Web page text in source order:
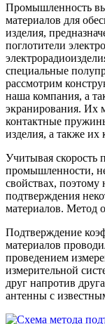
Промышленность
материалов для
изделия,
поглотители
специальные
рассмотрим
наша компания, а
экранирования. Их
контактные
изделия, а также их
Учитывая скорость
промышленности,
свойствах, поэтому
подтверждения
материалов. Метод
Подтверждение
материалов
проведением
измерительной
друг напротив
антенны с